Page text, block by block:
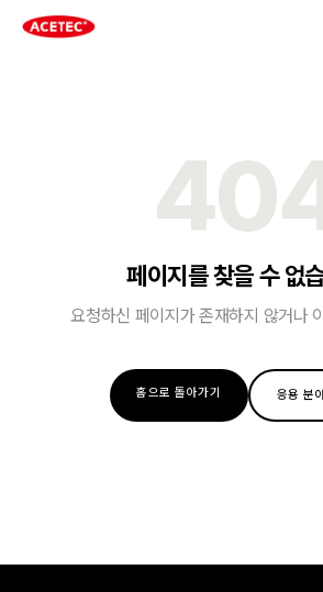
페이지를 찾을 수 없
요청하신 페이지가 존재하지 않거나
홈으로 돌아가기 응용 분